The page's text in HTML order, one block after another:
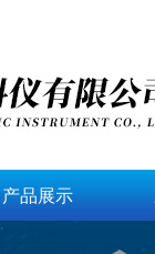
产品展示